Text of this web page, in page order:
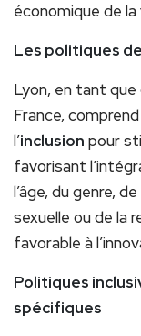
économique de la
Les politiques
Lyon, en tant
France,
l’inclusion pour
favorisant
l’âge, du genre,
sexuelle ou de la
favorable à
Politiques
spécifiques